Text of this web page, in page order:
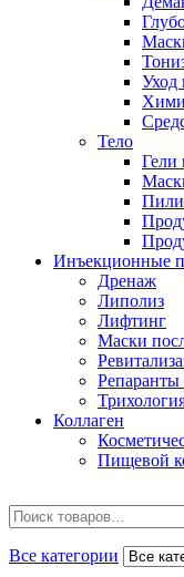
Уход
Тело
Гели
Инъекционные
Дренаж
Липолиз
Лифтинг
Маски
Коллаген
Пищевой
Все категории